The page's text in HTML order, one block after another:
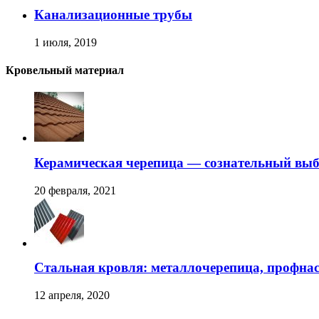
Канализационные трубы
1 июля, 2019
Кровельный материал
Керамическая черепица — сознательный
20 февраля, 2021
Стальная кровля: металлочерепица,
12 апреля, 2020